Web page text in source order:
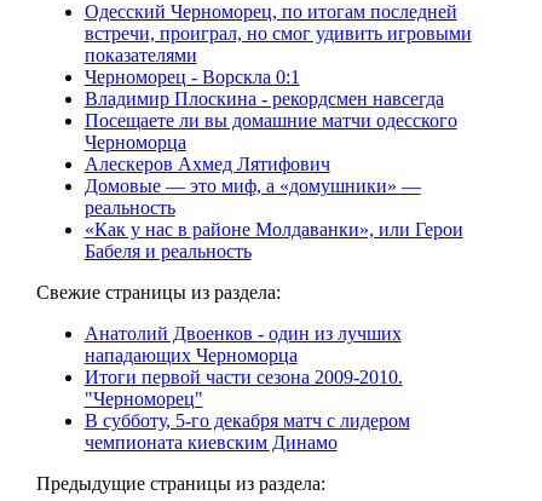
Одесский Черноморец, по итогам последней
встречи, проиграл, но смог удивить игровыми
показателями
Черноморец - Ворскла 0:1
Владимир Плоскина - рекордсмен навсегда
Посещаете ли вы домашние матчи одесского
Черноморца
Алескеров Ахмед Лятифович
Домовые — это миф, а «домушники» —
реальность
«Как у нас в районе Молдаванки», или Герои
Бабеля и реальность
Свежие страницы из раздела:
Анатолий Двоенков - один из лучших
нападающих Черноморца
Итоги первой части сезона 2009-2010.
"Черноморец"
В субботу, 5-го декабря матч с лидером
чемпионата киевским Динамо
Предыдущие страницы из раздела: